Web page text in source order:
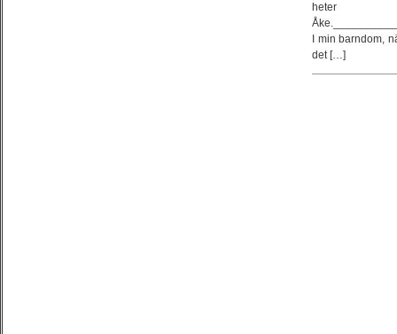
I min barndom,
det […]